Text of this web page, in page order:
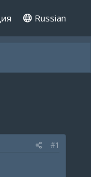
Russian
#1